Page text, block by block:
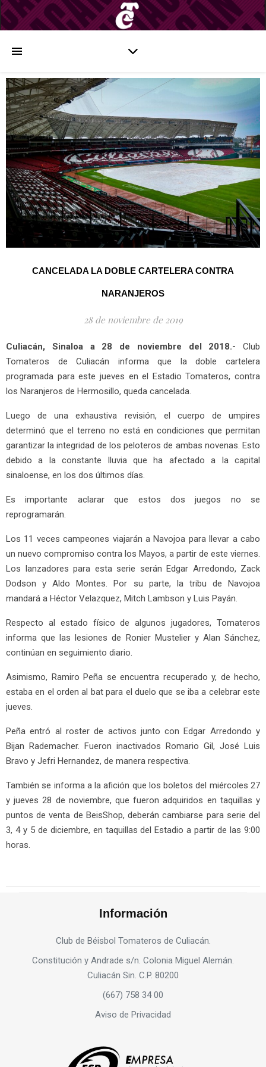
CANCELADA LA DOBLE CARTELERA CONTRA
NARANJEROS
28 de noviembre de 2019
Culiacán, Sinaloa a 28 de noviembre del 2018.- Club
Tomateros de Culiacán informa que la doble cartelera
programada para este jueves en el Estadio Tomateros, contra
los Naranjeros de Hermosillo, queda cancelada.
Luego de una exhaustiva revisión, el cuerpo de umpires
determinó que el terreno no está en condiciones que permitan
garantizar la integridad de los peloteros de ambas novenas. Esto
debido a la constante lluvia que ha afectado a la capital
sinaloense, en los dos últimos días.
Es importante aclarar que estos dos juegos no se
reprogramarán.
Los 11 veces campeones viajarán a Navojoa para llevar a cabo
un nuevo compromiso contra los Mayos, a partir de este viernes.
Los lanzadores para esta serie serán Edgar Arredondo, Zack
Dodson y Aldo Montes. Por su parte, la tribu de Navojoa
mandará a Héctor Velazquez, Mitch Lambson y Luis Payán.
Respecto al estado físico de algunos jugadores, Tomateros
informa que las lesiones de Ronier Mustelier y Alan Sánchez,
continúan en seguimiento diario.
Asimismo, Ramiro Peña se encuentra recuperado y, de hecho,
estaba en el orden al bat para el duelo que se iba a celebrar este
jueves.
Peña entró al roster de activos junto con Edgar Arredondo y
Bijan Rademacher. Fueron inactivados Romario Gil, José Luis
Bravo y Jefri Hernandez, de manera respectiva.
También se informa a la afición que los boletos del miércoles 27
y jueves 28 de noviembre, que fueron adquiridos en taquillas y
puntos de venta de BeisShop, deberán cambiarse para serie del
3, 4 y 5 de diciembre, en taquillas del Estadio a partir de las 9:00
horas.
Información
Club de Béisbol Tomateros de Culiacán.
Constitución y Andrade s/n. Colonia Miguel Alemán.
Culiacán Sin. C.P. 80200
(667) 758 34 00
Aviso de Privacidad